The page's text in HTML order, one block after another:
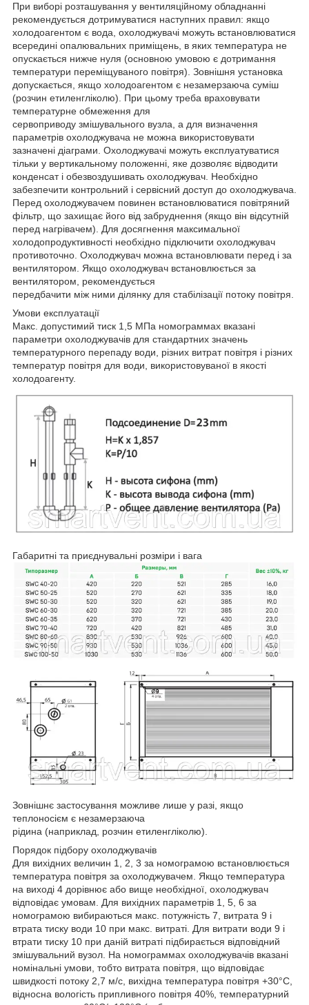
При виборі розташування у вентиляційному обладнанні
рекомендується дотримуватися наступних правил: якщо
холодоагентом є вода, охолоджувачі можуть встановлюватися
всередині опалювальних приміщень, в яких температура не
опускається нижче нуля (основною умовою є дотримання
температури переміщуваного повітря). Зовнішня установка
допускається, якщо холодоагентом є незамерзаюча суміш
(розчин етиленгліколю). При цьому треба враховувати
температурне обмеження для
сервоприводу змішувального вузла, а для визначення
параметрів охолоджувача не можна використовувати
зазначені діаграми. Охолоджувачі можуть експлуатуватися
тільки у вертикальному положенні, яке дозволяє відводити
конденсат і обезвоздушивать охолоджувач. Необхідно
забезпечити контрольний і сервісний доступ до охолоджувача.
Перед охолоджувачем повинен встановлюватися повітряний
фільтр, що захищає його від забруднення (якщо він відсутній
перед нагрівачем). Для досягнення максимальної
холодопродуктивності необхідно підключити охолоджувач
противоточно. Охолоджувач можна встановлювати перед і за
вентилятором. Якщо охолоджувач встановлюється за
вентилятором, рекомендується
передбачити між ними ділянку для стабілізації потоку повітря.
Умови експлуатації
Макс. допустимий тиск 1,5 МПа номограммах вказані
параметри охолоджувачів для стандартних значень
температурного перепаду води, різних витрат повітря і різних
температур повітря для води, використовуваної в якості
холодоагенту.
Габаритні та приєднувальні розміри і вага
Зовнішнє застосування можливе лише у разі, якщо
теплоносієм є незамерзаюча
рідина (наприклад, розчин етиленгліколю).
Порядок підбору охолоджувачів
Для вихідних величин 1, 2, 3 за номограмою встановлюється
температура повітря за охолоджувачем. Якщо температура
на виході 4 дорівнює або вище необхідної, охолоджувач
відповідає умовам. Для вихідних параметрів 1, 5, 6 за
номограмою вибираються макс. потужність 7, витрата 9 і
втрата тиску води 10 при макс. витраті. Для витрати води 9 і
втрати тиску 10 при даній витраті підбирається відповідний
змішувальний вузол. На номограммах охолоджувачів вказані
номінальні умови, тобто витрата повітря, що відповідає
швидкості потоку 2,7 м/с, вихідна температура повітря +30°С,
відносна вологість припливного повітря 40%, температурний